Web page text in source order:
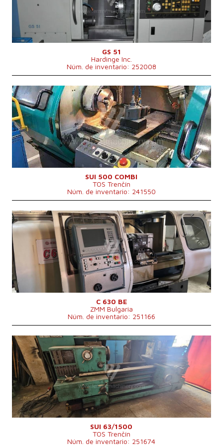
Longitud de giro
610 mm
Lecho inclinado
Sí
Perforación del husillo
52 mm
Cabezal de revólver
Sí
GS 51
Hardinge Inc.
Núm. de inventario: 252008
Año de fabricación:
1999
Sistema de control
Sí
Sistema de control Siemens
810 D
Diámetro de giro
500 mm
Longitud de giro
1500 mm
Lecho inclinado
No
Perforación del husillo
71 mm
Cabezal de revólver
Diámetro de giro sobre el soporte290 mm
Dimensiones largo x ancho x alto
3550 x 1630 x 1820 mm
3000 kg
SUI 500 COMBI
TOS Trenčín
Núm. de inventario: 241550
Año de fabricación:
0
Sistema de control
Sí
Sistema de control Heidenhain
Diámetro de giro
630 mm
Longitud de giro
1000 mm
Lecho inclinado
No
Perforación del husillo
103 mm
Cabezal de revólver
Sí
Diámetro de giro sobre el soporte430 mm
C 630 BE
ZMM Bulgaria
Núm. de inventario: 251166
Año de fabricación:
0
Sistema de control
No
Diámetro de giro
630 mm
Longitud de giro
Lecho inclinado
Perforación del husillo
71 mm
Cabezal de revólver
Sí
Núm. posiciones en el cargador de herramientas8
Giros del husillo
0 - 2240 /min.
Potencia del motor eléctrico principal
Diámetro de giro sobre el soporte
Cono sujetador del husillo
metrický 80 .
SUI 63/1500
TOS Trenčín
Núm. de inventario: 251674